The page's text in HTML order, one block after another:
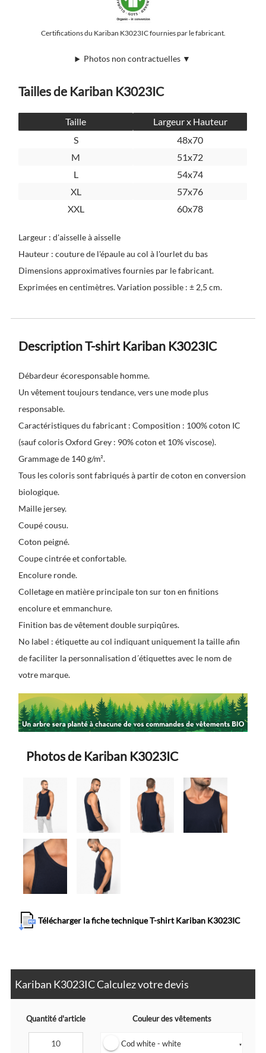
Certifications du Kariban K3023IC fournies par le fabricant.
Photos non contractuelles ▼
Tailles de Kariban K3023IC
Taille
Largeur x Hauteur
S
48x70
M
51x72
L
54x74
XL
57x76
XXL
60x78
Largeur : d'aisselle à aisselle
Hauteur : couture de l'épaule au col à l'ourlet du bas
Dimensions approximatives fournies par le fabricant.
Exprimées en centimètres. Variation possible : ± 2,5 cm.
Description T-shirt Kariban K3023IC
Débardeur écoresponsable homme.
Un vêtement toujours tendance, vers une mode plus
responsable.
Caractéristiques du fabricant : Composition : 100% coton IC
(sauf coloris Oxford Grey : 90% coton et 10% viscose).
Grammage de 140 g/m².
Tous les coloris sont fabriqués à partir de coton en conversion
biologique.
Maille jersey.
Coupé cousu.
Coton peigné.
Coupe cintrée et confortable.
Encolure ronde.
Colletage en matière principale ton sur ton en finitions
encolure et emmanchure.
Finition bas de vêtement double surpiqûres.
No label : étiquette au col indiquant uniquement la taille afin
de faciliter la personnalisation d´étiquettes avec le nom de
votre marque.
Photos de Kariban K3023IC
Télécharger la fiche technique T-shirt Kariban K3023IC
Kariban K3023IC Calculez votre devis
Quantité d'article Couleur des vêtements
Cod white - white ▼